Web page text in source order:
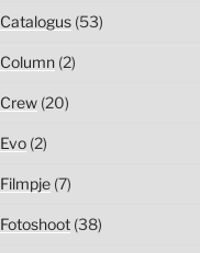
Catalogus(53)
Column(2)
Crew(20)
Evo(2)
Filmpje(7)
Fotoshoot(38)